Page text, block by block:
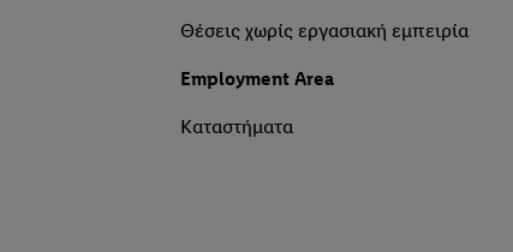
Θέσεις χωρίς εργασιακή εμπειρία
Employment Area
Καταστήματα